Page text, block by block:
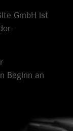
GmbH ist
Beginn an